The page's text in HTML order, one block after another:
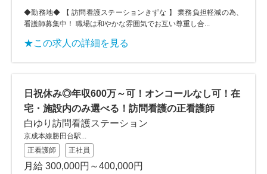
◆勤務地◆ 【 訪問看護ステーションきずな 】 業務負担軽減の為、
看護師募集中！ 職場は和やかな雰囲気でお互い尊重し合...
★この求人の詳細を見る
日祝休み◎年収600万～可！オンコールなし可！在
宅・施設内のみ選べる！訪問看護の正看護師
白ゆり訪問看護ステーション
京成本線勝田台駅...
正看護師
正社員
月給 300,000円～400,000円